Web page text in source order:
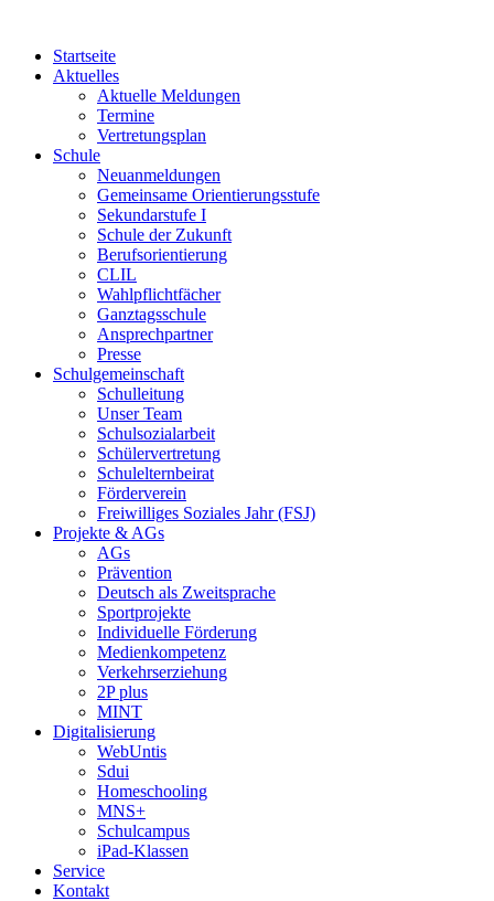
Startseite
Aktuelles
Aktuelle Meldungen
Termine
Vertretungsplan
Schule
Neuanmeldungen
Gemeinsame Orientierungsstufe
Sekundarstufe I
Schule der Zukunft
Berufsorientierung
CLIL
Wahlpflichtfächer
Ganztagsschule
Ansprechpartner
Presse
Schulgemeinschaft
Schulleitung
Unser Team
Schulsozialarbeit
Schülervertretung
Schulelternbeirat
Förderverein
Freiwilliges Soziales Jahr (FSJ)
Projekte & AGs
AGs
Prävention
Deutsch als Zweitsprache
Sportprojekte
Individuelle Förderung
Medienkompetenz
Verkehrserziehung
2P plus
MINT
Digitalisierung
WebUntis
Sdui
Homeschooling
MNS+
Schulcampus
iPad-Klassen
Service
Kontakt